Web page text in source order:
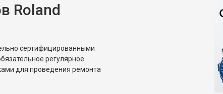
Roland
сертифицированными
регулярное
для проведения ремонта